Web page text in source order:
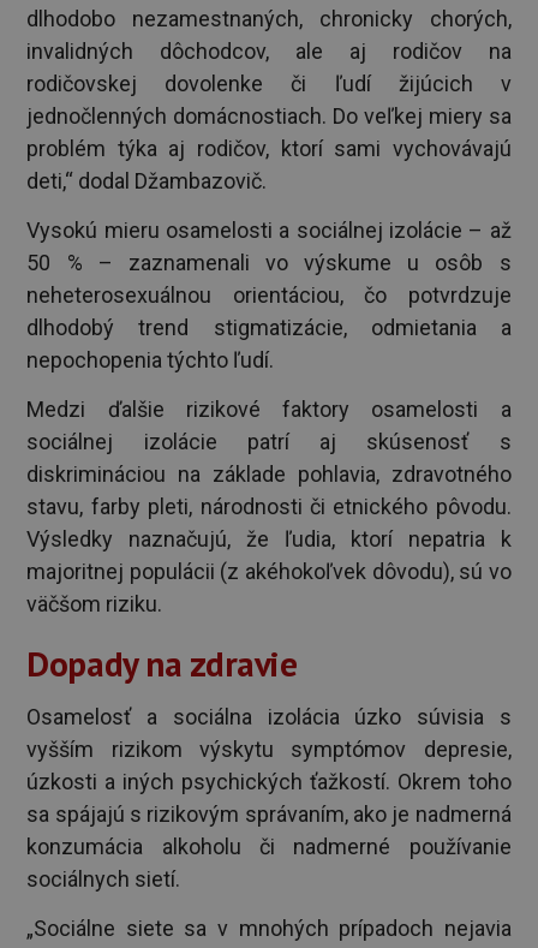
dlhodobo nezamestnaných, chronicky chorých,
invalidných dôchodcov, ale aj rodičov na
rodičovskej dovolenke či ľudí žijúcich v
jednočlenných domácnostiach. Do veľkej miery sa
problém týka aj rodičov, ktorí sami vychovávajú
deti,“ dodal Džambazovič.
Vysokú mieru osamelosti a sociálnej izolácie – až
50 % – zaznamenali vo výskume u osôb s
neheterosexuálnou orientáciou, čo potvrdzuje
dlhodobý trend stigmatizácie, odmietania a
nepochopenia týchto ľudí.
Medzi ďalšie rizikové faktory osamelosti a
sociálnej izolácie patrí aj skúsenosť s
diskrimináciou na základe pohlavia, zdravotného
stavu, farby pleti, národnosti či etnického pôvodu.
Výsledky naznačujú, že ľudia, ktorí nepatria k
majoritnej populácii (z akéhokoľvek dôvodu), sú vo
väčšom riziku.
Dopady na zdravie
Osamelosť a sociálna izolácia úzko súvisia s
vyšším rizikom výskytu symptómov depresie,
úzkosti a iných psychických ťažkostí. Okrem toho
sa spájajú s rizikovým správaním, ako je nadmerná
konzumácia alkoholu či nadmerné používanie
sociálnych sietí.
„Sociálne siete sa v mnohých prípadoch nejavia